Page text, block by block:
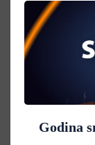
Godina